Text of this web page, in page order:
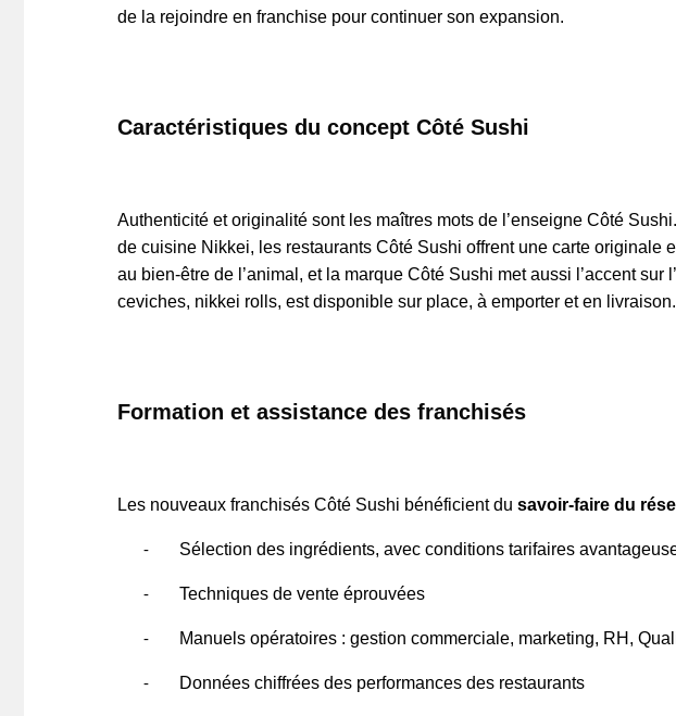
de la rejoindre en franchise pour continuer son expansion.
Caractéristiques du concept Côté Sushi
Authenticité et originalité sont les maîtres mots de l’enseigne Côté Sushi.
de cuisine Nikkei, les restaurants Côté Sushi offrent une carte originale
au bien-être de l’animal, et la marque Côté Sushi met aussi l’accent
ceviches, nikkei rolls, est disponible sur place, à emporter et en livraison.
Formation et assistance des franchisés
Les nouveaux franchisés Côté Sushi bénéficient du savoir-faire du
- Sélection des ingrédients, avec conditions tarifaires
- Techniques de vente éprouvées
- Manuels opératoires : gestion commerciale, marketing, RH,
- Données chiffrées des performances des restaurants